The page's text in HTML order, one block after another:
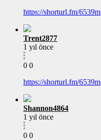
https://shorturl.fm/6539m
Trent2877
1 yıl önce
0 0
https://shorturl.fm/6539m
Shannon4864
1 yıl önce
0 0